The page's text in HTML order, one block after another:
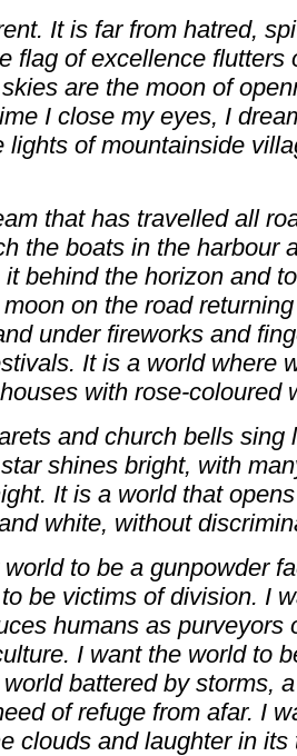
It is far from hatred,
flag of excellence flutters
are the moon of
I close my eyes, I
lights of mountainside
that has travelled all
the boats in the harbour
behind the horizon and
on the road
under fireworks and
It is a world where
with rose-coloured
and church bells sing
shines bright, with
It is a world that
white, without
to be a gunpowder
be victims of division. I
humans as purveyors
I want the world to
battered by storms,
of refuge from afar. I
clouds and laughter in its